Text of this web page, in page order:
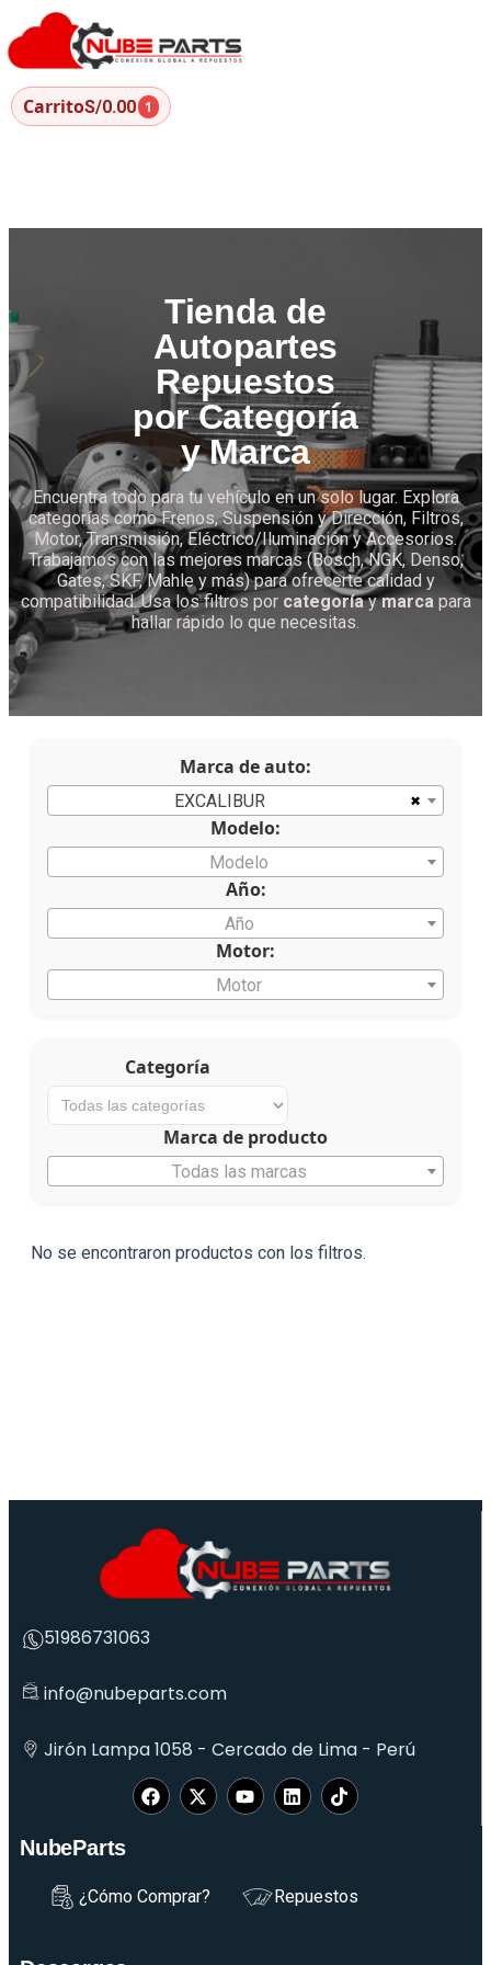
CarritoS/0.00 1
Tienda de
Autopartes
Repuestos
por Categoría
y Marca
Encuentra todo para tu vehículo en un solo lugar. Explora
categorías como Frenos, Suspensión y Dirección, Filtros,
Motor, Transmisión, Eléctrico/Iluminación y Accesorios.
Trabajamos con las mejores marcas (Bosch, NGK, Denso,
Gates, SKF, Mahle y más) para ofrecerte calidad y
compatibilidad. Usa los filtros por categoríaymarcapara
hallar rápido lo que necesitas.
Marca de auto:
×
EXCALIBUR
Modelo:
Modelo
Año:
Año
Motor:
Motor
Categoría
Marca de producto
Todas las marcas
No se encontraron productos con los filtros.
51986731063
info@nubeparts.com
Jirón Lampa 1058 - Cercado de Lima - Perú
NubeParts
¿Cómo Comprar? Repuestos